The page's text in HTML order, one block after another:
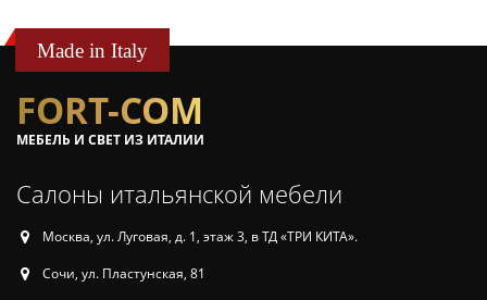
Made in Italy
FORT-COM
МЕБЕЛЬ И СВЕТ ИЗ ИТАЛИИ
Салоны итальянской мебели
Москва, ул. Луговая, д. 1, этаж 3, в ТД «ТРИ КИТА».
Сочи, ул. Пластунская, 81